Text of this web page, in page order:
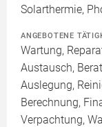
Solarthermie,
ANGEBOTENE
Wartung,
Austausch,
Auslegung,
Berechnung,
Verpachtung,